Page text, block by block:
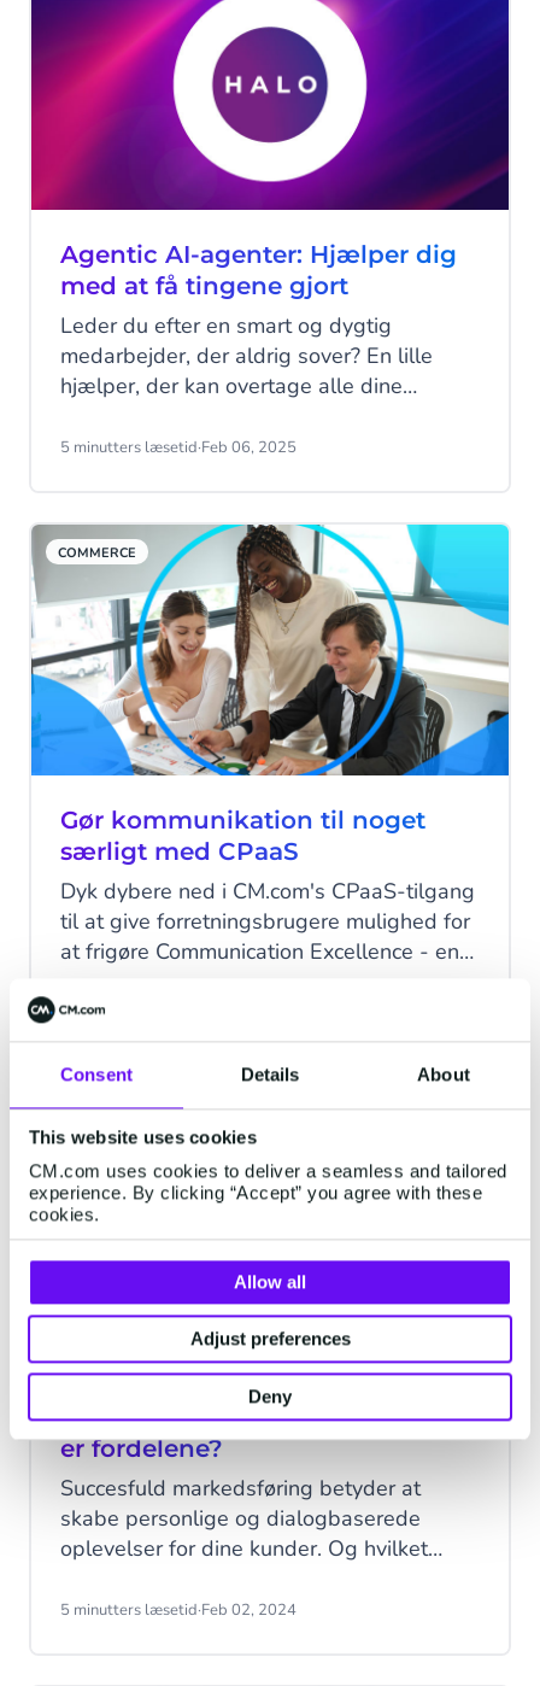
Consent Details About
This website uses cookies
CM.com uses cookies to deliver a seamless and tailored
experience. By clicking “Accept” you agree with these
cookies.
Allow all
Adjust preferences
Deny
Agentic AI-agenter: Hjælper dig
med at få tingene gjort
Leder du efter en smart og dygtig
medarbejder, der aldrig sover? En lille
hjælper, der kan overtage alle dine
dit liv lidt lettere? En, der hele tiden vil
drøm (og en urealistisk en af slagsen),
men det er meget tættere på
virkeligheden, end du måske er klar over!
Oplev Agentic AI!
5 minutters læsetid·Feb 06, 2025
COMMERCE
Gør kommunikation til noget
særligt med CPaaS
Dyk dybere ned i CM.com's CPaaS-tilgang
til at give forretningsbrugere mulighed for
at frigøre Communication Excellence - en
Solutions, et globalt rådgivnings- og
konsulentfirma, der fokuserer på at hjælpe
kunder med at nå
forretningstransformationsmål med
strategiske forretnings- og
vækstrådgivningstjenester.
5 minutters læsetid
Annoncer, der linker til
WhatsApp: Hvad er de, og hvad
er fordelene?
Succesfuld markedsføring betyder at
skabe personlige og dialogbaserede
oplevelser for dine kunder. Og hvilket
forbindelse til dine kunder end på deres
5 minutters læsetid·Feb 02, 2024